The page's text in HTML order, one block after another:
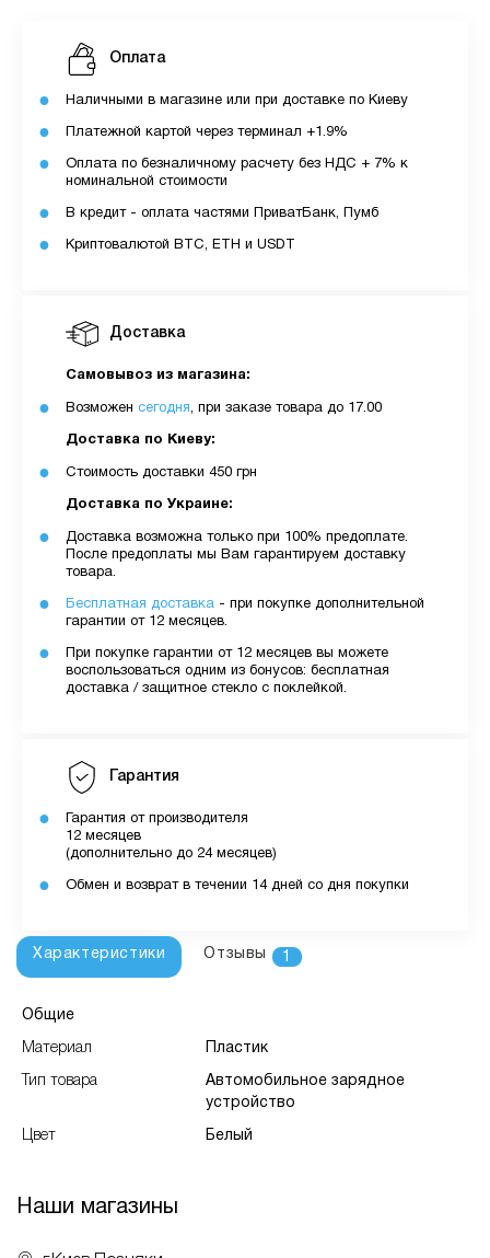
Максимальна сума розстрочки дорівнює
З боку ПУМБ немає жодних прихованих комісій
чи прихованих платежів.
Вартість пристрою це політика та умови компанії
MyCloudStore.
Доставка
Самовывоз из магазина:
Возможен сегодня, при заказе товара до 17.00
Доставка по Киеву:
Стоимость доставки 450 грн
Доставка по Украине:
Доставка возможна только при 100% предоплате.
После предоплаты мы Вам гарантируем доставку
товара.
Бесплатная доставка - при покупке дополнительной
гарантии от 12 месяцев.
При покупке гарантии от 12 месяцев вы можете
воспользоваться одним из бонусов: бесплатная
доставка / защитное стекло с поклейкой.
Гарантия
Гарантия от производителя
12 месяцев
(дополнительно до 24 месяцев)
Обмен и возврат в течении 14 дней со дня покупки
Оплата
Наличными в магазине или при доставке по Киеву
Платежной картой через терминал +1.9%
Оплата по безналичному расчету без НДС + 7% к
номинальной стоимости
В кредит - оплата частями ПриватБанк, Пумб
Криптовалютой BTC, ETH и USDT
Характеристики Отзывы 1
Общие
Материал Пластик
Тип товара
Автомобильное зарядное
устройство
Цвет Белый
Наши магазины